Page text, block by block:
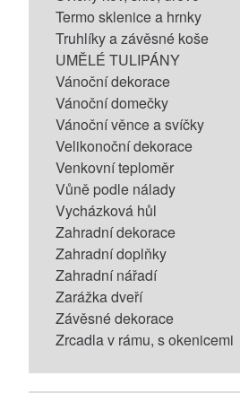
Termo sklenice a hrnky
Truhlíky a závěsné koše
UMĚLÉ TULIPÁNY
Vánoční dekorace
Vánoční domečky
Vánoční věnce a svíčky
Velikonoční dekorace
Venkovní teploměr
Vůně podle nálady
Vycházková hůl
Zahradní dekorace
Zahradní doplňky
Zahradní nářadí
Zarážka dveří
Závěsné dekorace
Zrcadla v rámu, s okenicemi